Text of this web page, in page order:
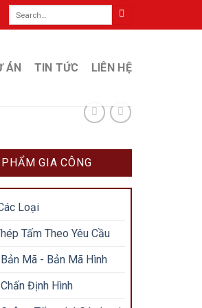
ÁN TIN TỨC LIÊN HỆ
GIA CÔNG
Loại
Tấm Theo Yêu Cầu
Mã - Bản Mã Hình
Định Hình